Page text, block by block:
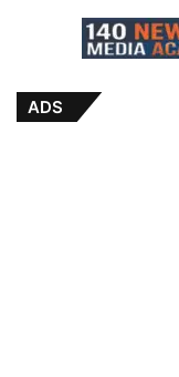
ADS